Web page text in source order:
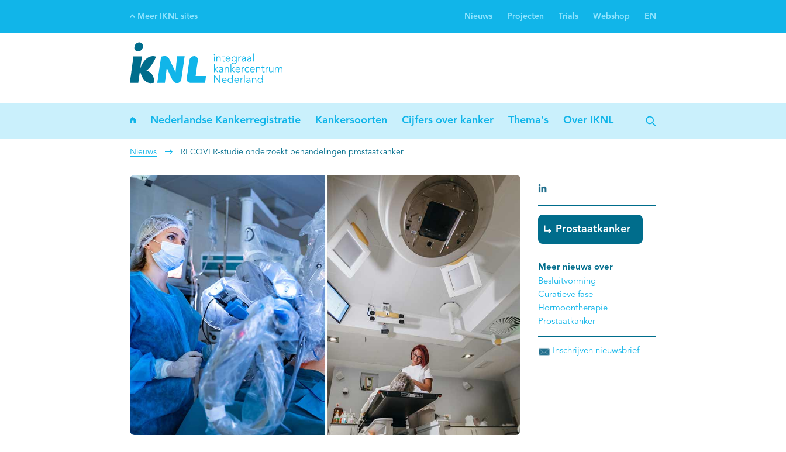
kanker
Meer IKNL sites Nieuws Projecten Trials Webshop EN
Nederlandse Kankerregistratie Kankersoorten Cijfers over kanker Thema's Over IKNL
Nieuws RECOVER-studie onderzoekt behandelingen prostaatkanker
Prostaatkanker
Meer nieuws over
Besluitvorming
Curatieve fase
Hormoontherapie
Prostaatkanker
Inschrijven nieuwsbrief